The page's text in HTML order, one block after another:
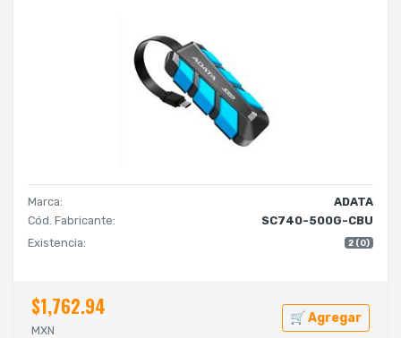
Marca:
ADATA
Cód. Fabricante:
SC740-500G-CBU
Existencia:
2 (0)
$1,762.94
MXN
🛒 Agregar